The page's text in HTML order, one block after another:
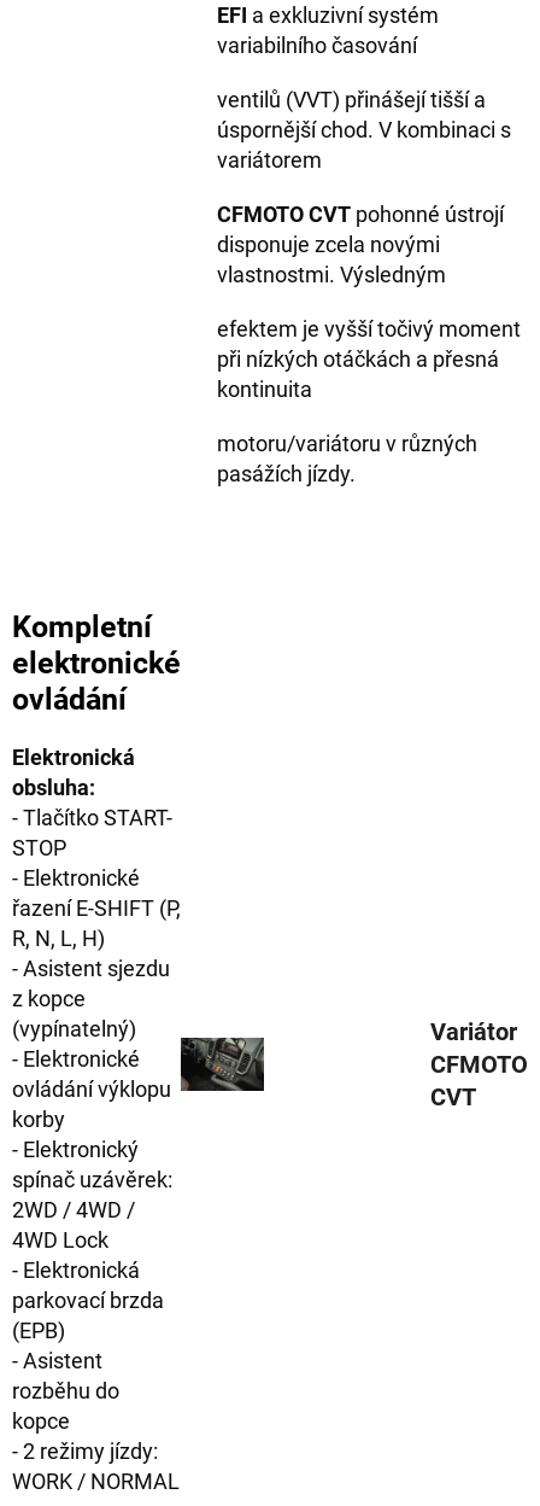
EFI a exkluzivní systém
variabilního časování
ventilů (VVT) přinášejí tišší a
úspornější chod. V kombinaci s
variátorem
CFMOTO CVT pohonné ústrojí
disponuje zcela novými
vlastnostmi. Výsledným
efektem je vyšší točivý moment
při nízkých otáčkách a přesná
kontinuita
motoru/variátoru v různých
pasážích jízdy.
Kompletní
elektronické
ovládání
Elektronická
obsluha:
- Tlačítko START-
STOP
- Elektronické
řazení E-SHIFT (P,
R, N, L, H)
- Asistent sjezdu
z kopce
(vypínatelný)
- Elektronické
ovládání výklopu
korby
- Elektronický
spínač uzávěrek:
2WD / 4WD /
4WD Lock
- Elektronická
parkovací brzda
(EPB)
- Asistent
rozběhu do
kopce
- 2 režimy jízdy:
WORK / NORMAL
Variátor
CFMOTO
CVT